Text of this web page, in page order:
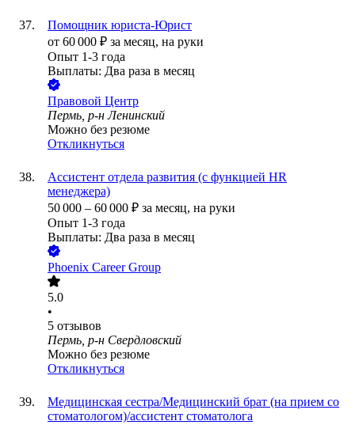
Помощник юриста-Юрист
от 60 000 ₽ за месяц, на руки
Опыт 1-3 года
Выплаты: Два раза в месяц
Правовой Центр
Пермь, р-н Ленинский
Можно без резюме
Откликнуться
Ассистент отдела развития (с функцией HR
менеджера)
50 000 – 60 000 ₽ за месяц, на руки
Опыт 1-3 года
Выплаты: Два раза в месяц
Phoenix Career Group
5.0
•
5 отзывов
Пермь, р-н Свердловский
Можно без резюме
Откликнуться
Медицинская сестра/Медицинский брат (на прием со
стоматологом)/ассистент стоматолога